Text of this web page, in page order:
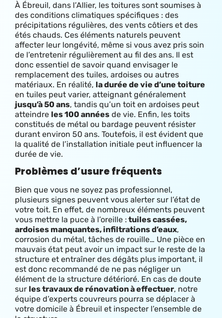
À Ébreuil, dans l’Allier, les toitures sont soumises à
des conditions climatiques spécifiques : des
précipitations régulières, des vents côtiers et des
étés chauds. Ces éléments naturels peuvent
affecter leur longévité, même si vous avez pris soin
de l’entretenir régulièrement au fil des ans. Il est
donc essentiel de savoir quand envisager le
remplacement des tuiles, ardoises ou autres
matériaux. En réalité, la durée de vie d’une toiture
en tuiles peut varier, atteignant généralement
jusqu’à 50 ans, tandis qu’un toit en ardoises peut
atteindre les 100 années de vie. Enfin, les toits
constitués de métal ou bardage peuvent résister
durant environ 50 ans. Toutefois, il est évident que
la qualité de l’installation initiale peut influencer la
durée de vie.
Problèmes d’usure fréquents
Bien que vous ne soyez pas professionnel,
plusieurs signes peuvent vous alerter sur l’état de
votre toit. En effet, de nombreux éléments peuvent
vous mettre la puce à l’oreille : tuiles cassées,
ardoises manquantes, infiltrations d’eaux,
corrosion du métal, tâches de rouille… Une pièce en
mauvais état peut avoir un impact sur le reste de la
structure et entraîner des dégâts plus important, il
est donc recommandé de ne pas négliger un
élément de la structure détérioré. En cas de doute
sur les travaux de rénovation à effectuer, notre
équipe d’experts couvreurs pourra se déplacer à
votre domicile à Ébreuil et inspecter l’ensemble de